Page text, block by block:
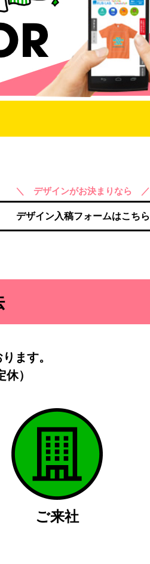
＼ デザインがお決まりなら ／
デザイン入稿フォームはこちら
ます。
）
ご来社